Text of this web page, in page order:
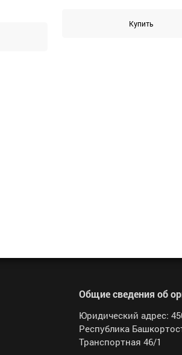
Купить
Общие сведения об
Юридический адрес:
Республика
Транспортная 46/1